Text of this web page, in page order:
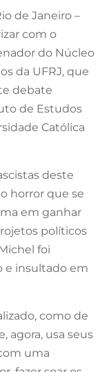
de Janeiro –
com o
do Núcleo
da UFRJ, que
debate
de Estudos
Católica
deste
horror que se
em ganhar
políticos
foi
e insultado em
como de
agora, usa seus
uma